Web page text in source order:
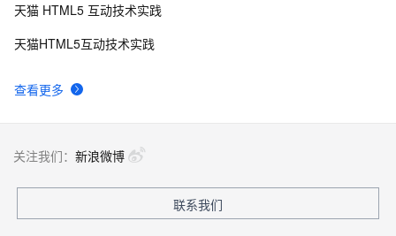
查看更多
天猫 HTML5 互动技术实践
天猫HTML5互动技术实践
关注我们： 新浪微博
联系我们